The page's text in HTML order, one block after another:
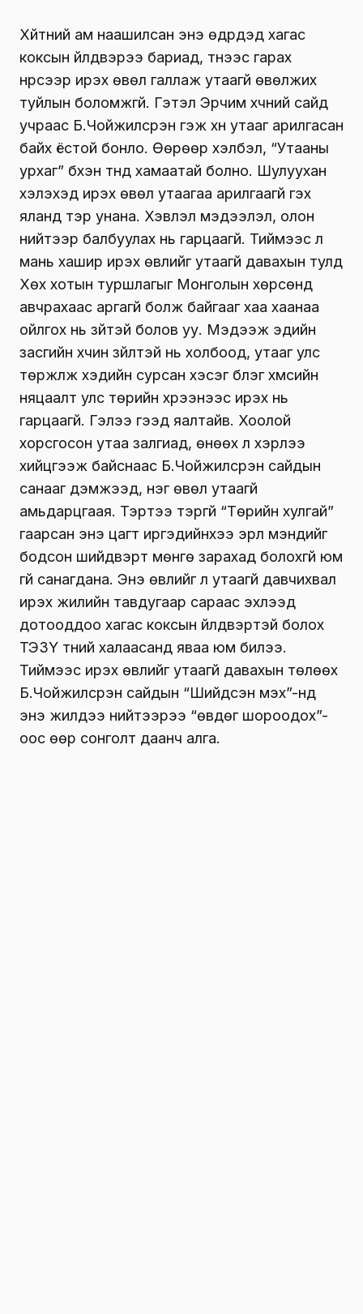
Хүйтний ам наашилсан энэ өдрүүдэд хагас
коксын үйлдвэрээ бариад, түүнээс гарах
нүүрсээр ирэх өвөл галлаж утаагүй өвөлжих
туйлын боломжгүй. Гэтэл Эрчим хүчний сайд
учраас Б.Чойжилсүрэн гэж хүн утааг арилгасан
байх ёстой бонло. Өөрөөр хэлбэл, “Утааны
урхаг” бүхэн түүнд хамаатай болно. Шулуухан
хэлэхэд ирэх өвөл утаагаа арилгаагүй гэх
яланд тэр унана. Хэвлэл мэдээлэл, олон
нийтээр балбуулах нь гарцаагүй. Тиймээс л
мань хашир ирэх өвлийг утаагүй давахын тулд
Хөх хотын туршлагыг Монголын хөрсөнд
авчрахаас аргагүй болж байгааг хаа хаанаа
ойлгох нь зүйтэй болов уу. Мэдээж эдийн
засгийн хүчин зүйлтэй нь холбоод, утааг улс
төржүүлж хэдийн сурсан хэсэг бүлэг хүмүүсийн
няцаалт улс төрийн хүрээнээс ирэх нь
гарцаагүй. Гэлээ гээд яалтайв. Хоолой
хорсгосон утаа залгиад, өнөөх л хэрүүлээ
хийцгээж байснаас Б.Чойжилсүрэн сайдын
санааг дэмжээд, нэг өвөл утаагүй
амьдарцгаая. Тэртээ тэргүй “Төрийн хулгай”
гаарсан энэ цагт иргэдийнхээ эрүүл мэндийг
бодсон шийдвэрт мөнгө зарахад болохгүй юм
үгүй санагдана. Энэ өвлийг л утаагүй давчихвал
ирэх жилийн тавдугаар сараас эхлээд
дотооддоо хагас коксын үйлдвэртэй болох
ТЭЗҮ түүний халаасанд яваа юм билээ.
Тиймээс ирэх өвлийг утаагүй давахын төлөөх
Б.Чойжилсүрэн сайдын “Шийдсэн мэх”-нд
энэ жилдээ нийтээрээ “өвдөг шороодох”-
оос өөр сонголт даанч алга.